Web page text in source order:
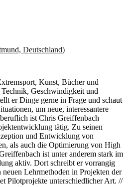
Kunst, Bücher und
Geschwindigkeit und
er Dinge gerne in Frage und schaut
um neue, interessantere
ist Chris Greiffenbach
tätig. Zu seinen
und Entwicklung von
als auch die Optimierung von High
ist unter anderem stark im
aktiv. Dort schreibt er vorrangig
Lehrmethoden in Projekten der
Pilotprojekte unterschiedlicher Art. //